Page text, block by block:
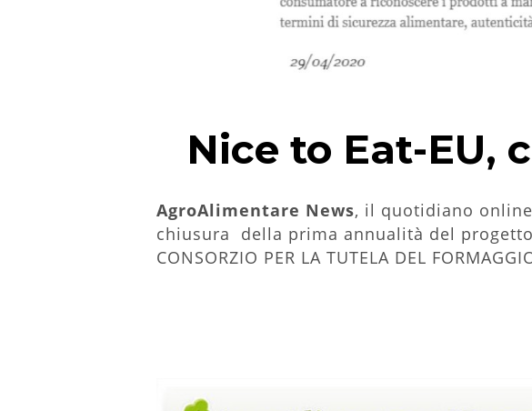
Nice to Eat-EU,
AgroAlimentare News, il quotidiano
chiusura della prima annualità del progetto
CONSORZIO PER LA TUTELA DEL